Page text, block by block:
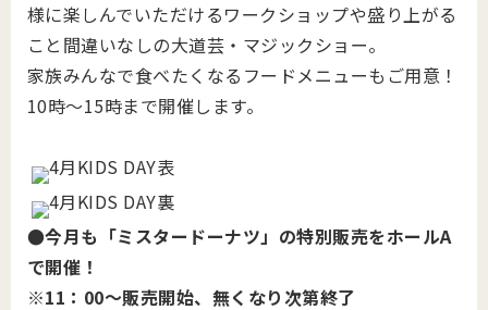
様に楽しんでいただけるワークショップや盛り上がる
こと間違いなしの大道芸・マジックショー。
家族みんなで食べたくなるフードメニューもご用意！
10時～15時まで開催します。
●今月も「ミスタードーナツ」の特別販売をホールA
で開催！
※11：00～販売開始、無くなり次第終了